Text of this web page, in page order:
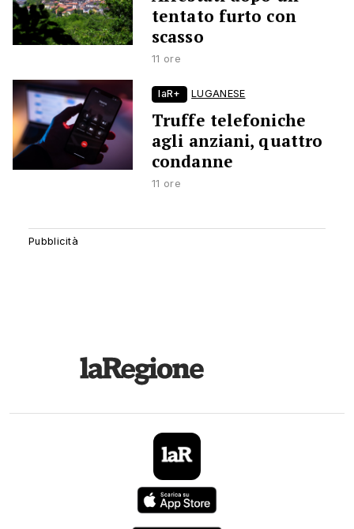
tentato furto con
scasso
11 ore
laR+ LUGANESE
Truffe telefoniche
agli anziani, quattro
condanne
11 ore